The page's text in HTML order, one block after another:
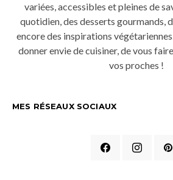
variées, accessibles et pleines de
quotidien, des desserts gourmands,
encore des inspirations
donner envie de cuisiner, de vous
vos proches !
MES RÉSEAUX SOCIAUX